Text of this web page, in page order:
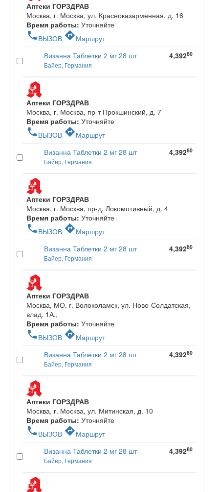
Аптеки ГОРЗДРАВ
Москва, г. Москва, ул. Красноказарменная, д. 16
Время работы: Уточняйте
phone ВЫЗОВ directionsМаршрут
Визанна Таблетки 2 мг 28 шт
Байер, Германия
4,39280
Аптеки ГОРЗДРАВ
Москва, г. Москва, пр-т Прокшинский, д. 7
Время работы: Уточняйте
phone ВЫЗОВ directionsМаршрут
Визанна Таблетки 2 мг 28 шт
Байер, Германия
4,39280
Аптеки ГОРЗДРАВ
Москва, г. Москва, пр-д. Локомотивный, д. 4
Время работы: Уточняйте
phone ВЫЗОВ directionsМаршрут
Визанна Таблетки 2 мг 28 шт
Байер, Германия
4,39280
Аптеки ГОРЗДРАВ
Москва, МО, г. Волоколамск, ул. Ново-Солдатская,
влад. 1А.,
Время работы: Уточняйте
phone ВЫЗОВ directionsМаршрут
Визанна Таблетки 2 мг 28 шт
Байер, Германия
4,39280
Аптеки ГОРЗДРАВ
Москва, г. Москва, ул. Митинская, д. 10
Время работы: Уточняйте
phone ВЫЗОВ directionsМаршрут
Визанна Таблетки 2 мг 28 шт
Байер, Германия
4,39280